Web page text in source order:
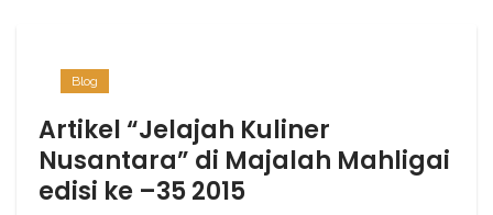
Blog
Artikel “Jelajah Kuliner
Nusantara” di Majalah Mahligai
edisi ke –35 2015